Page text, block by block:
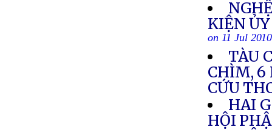
KIỆN
on 11 Jul 2010
TÀU
CHÌM, 6
CỨU
HAI
HỘI